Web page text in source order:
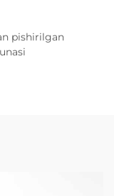
pishirilgan